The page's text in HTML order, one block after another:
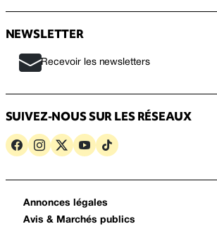
NEWSLETTER
Recevoir les newsletters
SUIVEZ-NOUS SUR LES RÉSEAUX
Annonces légales
Avis & Marchés publics